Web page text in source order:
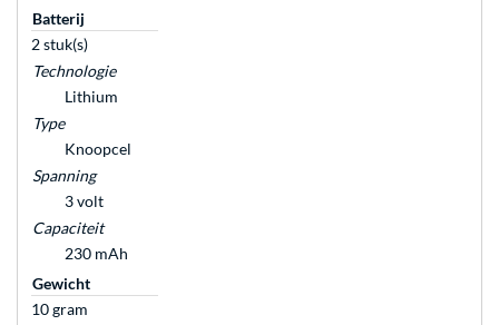
Batterij
2 stuk(s)
Technologie
Lithium
Type
Knoopcel
Spanning
3 volt
Capaciteit
230 mAh
Gewicht
10 gram